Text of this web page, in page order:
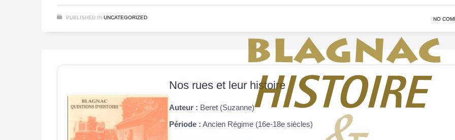
PUBLISHED IN UNCATEGORIZED NO
Nos rues et leur histoire
Auteur : Beret (Suzanne)
Période : Ancien Régime (16e-18e siècles)